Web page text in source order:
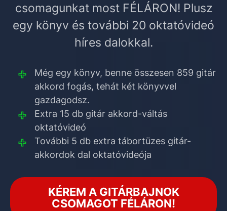
csomagunkat most FÉLÁRON! Plusz
egy könyv és további 20 oktatóvideó
híres dalokkal.
Még egy könyv, benne összesen 859 gitár
akkord fogás, tehát két könyvvel
gazdagodsz.
Extra 15 db gitár akkord-váltás
oktatóvideó
További 5 db extra tábortüzes gitár-
akkordok dal oktatóvideója
KÉREM A GITÁRBAJNOK
CSOMAGOT FÉLÁRON!